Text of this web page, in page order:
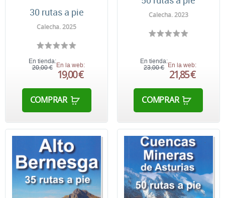
30 rutas a pie
Calecha. 2025
En tienda:
20,00 € En la web:
19,00 €
COMPRAR
Calecha. 2023
En tienda:
23,00 €
En la web:
21,85 €
COMPRAR